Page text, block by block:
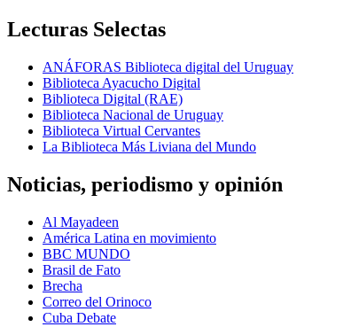
Lecturas Selectas
ANÁFORAS Biblioteca digital del Uruguay
Biblioteca Ayacucho Digital
Biblioteca Digital (RAE)
Biblioteca Nacional de Uruguay
Biblioteca Virtual Cervantes
La Biblioteca Más Liviana del Mundo
Noticias, periodismo y opinión
Al Mayadeen
América Latina en movimiento
BBC MUNDO
Brasil de Fato
Brecha
Correo del Orinoco
Cuba Debate